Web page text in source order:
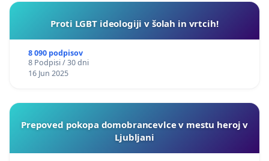
Proti LGBT ideologiji v šolah in vrtcih!
8 090 podpisov
8 Podpisi / 30 dni
16 Jun 2025
Prepoved pokopa domobrancevlce v mestu heroj v
Ljubljani